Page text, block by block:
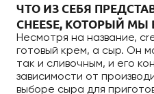
ЧТО ИЗ СЕБЯ
CHEESE, КОТОРЫЙ
Несмотря на название,
готовый крем, а сыр. Он
так и сливочным, и его
зависимости от
выборе сыра для